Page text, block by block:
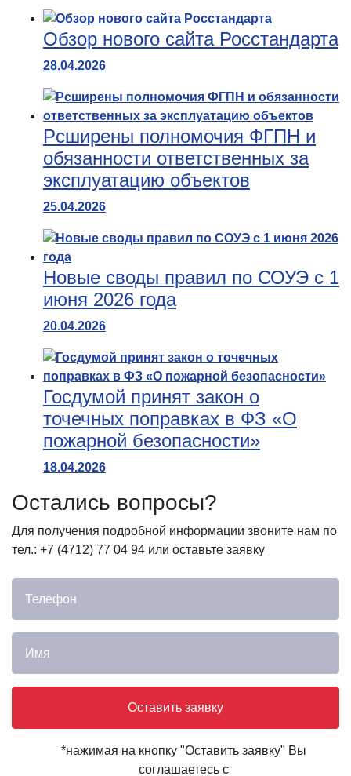
Обзор нового сайта Росстандарта
28.04.2026
Рсширены полномочия ФГПН и
обязанности ответственных за
эксплуатацию объектов
25.04.2026
Новые своды правил по СОУЭ с 1
июня 2026 года
20.04.2026
Госдумой принят закон о
точечных поправках в ФЗ «О
пожарной безопасности»
18.04.2026
Остались вопросы?
Для получения подробной информации звоните нам по
тел.: +7 (4712) 77 04 94 или оставьте заявку
Оставить заявку
*нажимая на кнопку "Оставить заявку" Вы
соглашаетесь с